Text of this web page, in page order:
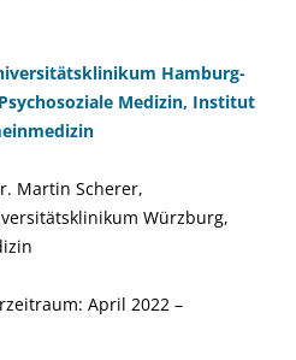
Hamburg-
Medizin, Institut
Martin Scherer,
Würzburg,
April 2022 –